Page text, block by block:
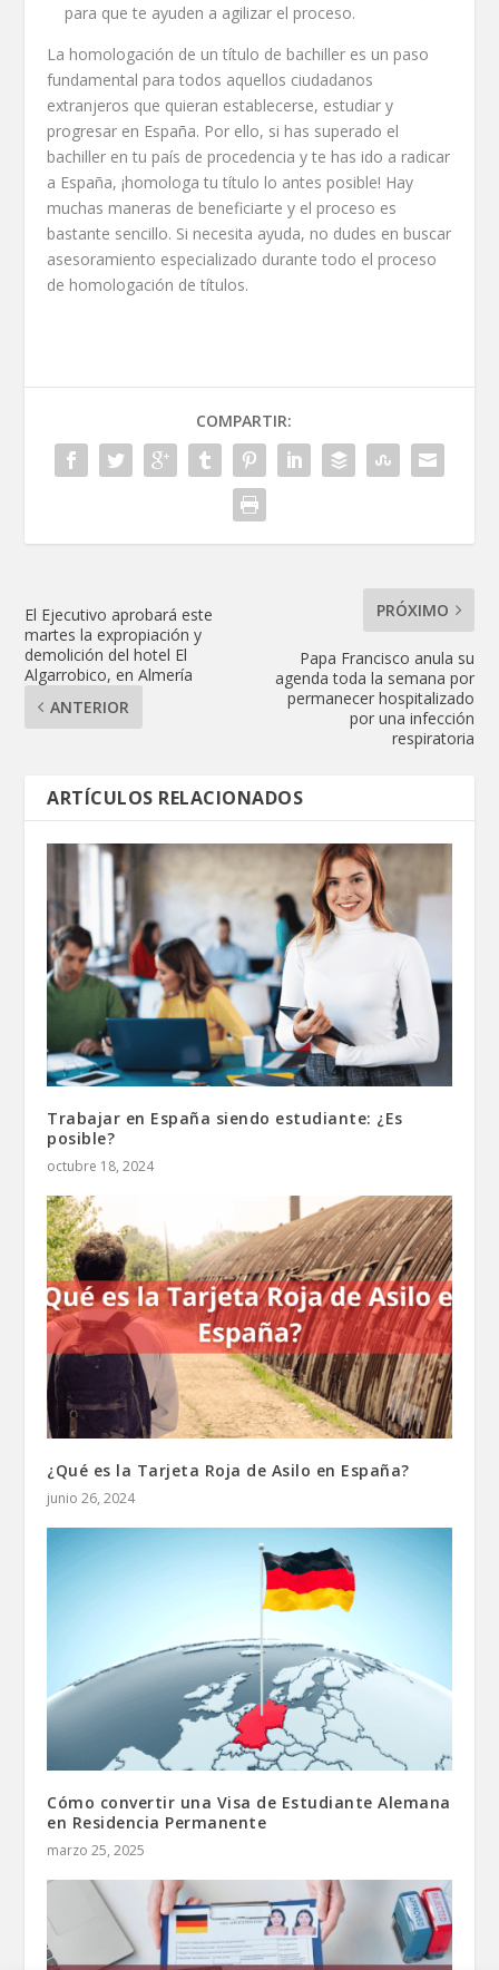
para que te ayuden a agilizar el proceso.
La homologación de un título de bachiller es un paso
fundamental para todos aquellos ciudadanos
extranjeros que quieran establecerse, estudiar y
progresar en España. Por ello, si has superado el
bachiller en tu país de procedencia y te has ido a radicar
a España, ¡homologa tu título lo antes posible! Hay
muchas maneras de beneficiarte y el proceso es
bastante sencillo. Si necesita ayuda, no dudes en buscar
asesoramiento especializado durante todo el proceso
de homologación de títulos.
COMPARTIR:
El Ejecutivo aprobará este
martes la expropiación y
demolición del hotel El
Algarrobico, en Almería
ANTERIOR
PRÓXIMO
Papa Francisco anula su
agenda toda la semana por
permanecer hospitalizado
por una infección
respiratoria
ARTÍCULOS RELACIONADOS
Trabajar en España siendo estudiante: ¿Es
posible?
octubre 18, 2024
¿Qué es la Tarjeta Roja de Asilo en España?
junio 26, 2024
Cómo convertir una Visa de Estudiante Alemana
en Residencia Permanente
marzo 25, 2025